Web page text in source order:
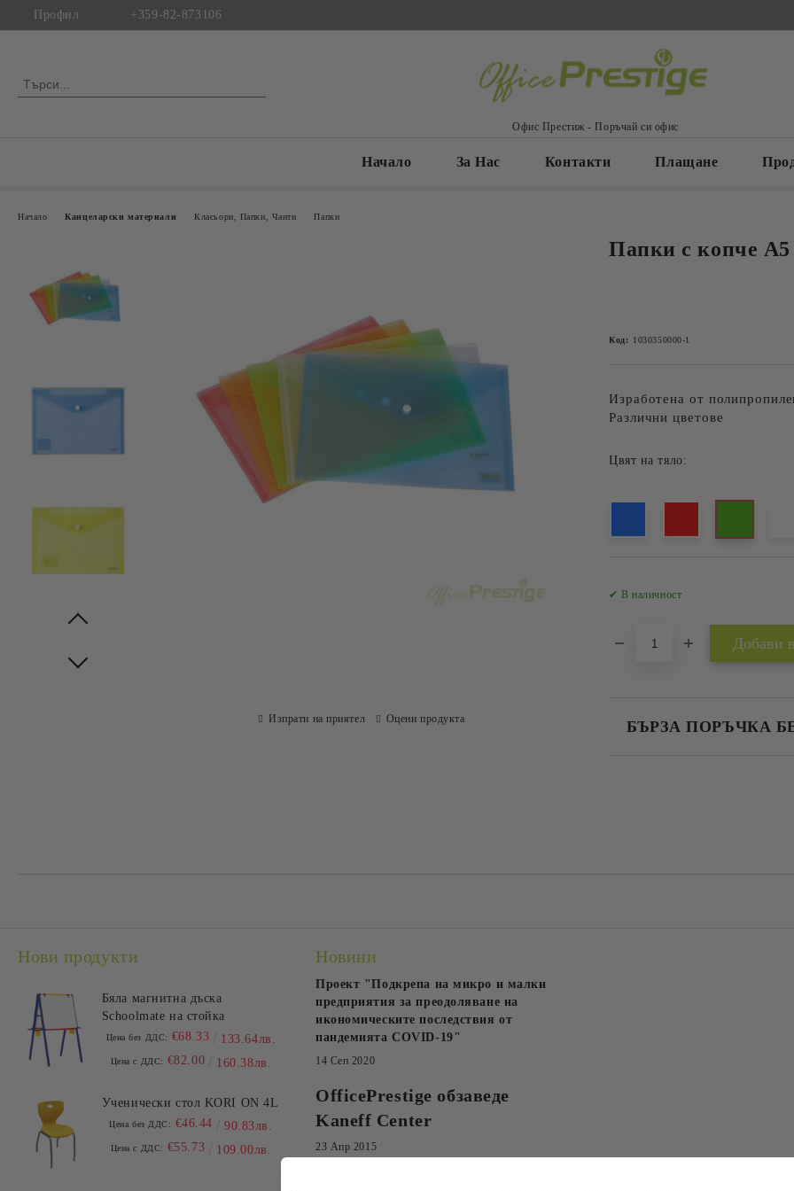
Профил +359-82-873106
Офис Престиж - Поръчай си офис
Начало За Нас Контакти Плащане
Начало Канцеларски материали Класьори, Папки, Чанти Папки
Папки с копче А5
Код: 1030350000-1
Изработена от
Различни цветове
Цвят на тяло:
✔ В наличност
БЪРЗА ПОРЪЧКА
Изпрати на приятел Оцени продукта
Нови продукти
Бяла магнитна дъска
Schoolmate на стойка
Цена без ДДС: €68.33 133.64лв.
Цена с ДДС: €82.00 160.38лв.
Ученически стол KORI ON 4L
Цена без ДДС: €46.44 90.83лв.
Цена с ДДС: €55.73 109.00лв.
Новини
Проект "Подкрепа на микро и малки
предприятия за преодоляване на
икономическите последствия от
пандемията COVID-19"
14 Сеп 2020
OfficePrestige обзаведе
Kaneff Center
23 Апр 2015